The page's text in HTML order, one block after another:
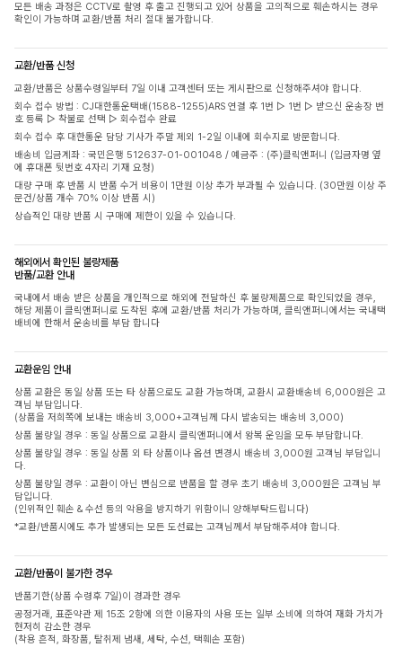
모든 배송 과정은 CCTV로 촬영 후 출고 진행되고 있어 상품을 고의적으로 훼손하시는 경우
확인이 가능하며 교환/반품 처리 절대 불가합니다.
교환/반품 신청
교환/반품은 상품수령일부터 7일 이내 고객센터 또는 게시판으로 신청해주셔야 합니다.
회수 접수 방법 : CJ대한통운택배(1588-1255)ARS 연결 후 1번 ▷ 1번 ▷ 받으신 운송장 번
호 등록 ▷ 착불로 선택 ▷ 회수접수 완료
회수 접수 후 대한통운 담당 기사가 주말 제외 1-2일 이내에 회수지로 방문합니다.
배송비 입금계좌 : 국민은행 512637-01-001048 / 예금주 : (주)클릭앤퍼니 (입금자명 옆
에 휴대폰 뒷번호 4자리 기재 요청)
대량 구매 후 반품 시 반품 수거 비용이 1만원 이상 추가 부과될 수 있습니다. (30만원 이상 주
문건/상품 개수 70% 이상 반품 시)
상습적인 대량 반품 시 구매에 제한이 있을 수 있습니다.
해외에서 확인된 불량제품
반품/교환 안내
국내에서 배송 받은 상품을 개인적으로 해외에 전달하신 후 불량제품으로 확인되었을 경우,
해당 제품이 클릭앤퍼니로 도착된 후에 교환/반품 처리가 가능하며, 클릭앤퍼니에서는 국내택
배비에 한해서 운송비를 부담 합니다
교환운임 안내
상품 교환은 동일 상품 또는 타 상품으로도 교환 가능하며, 교환시 교환배송비 6,000원은 고
객님 부담입니다.
(상품을 저희쪽에 보내는 배송비 3,000+고객님께 다시 발송되는 배송비 3,000)
상품 불량일 경우 : 동일 상품으로 교환시 클릭앤퍼니에서 왕복 운임을 모두 부담합니다.
상품 불량일 경우 : 동일 상품 외 타 상품이나 옵션 변경시 배송비 3,000원 고객님 부담입니
다.
상품 불량일 경우 : 교환이 아닌 변심으로 반품을 할 경우 초기 배송비 3,000원은 고객님 부
담입니다.
(인위적인 훼손 & 수선 등의 악용을 방지하기 위함이니 양해부탁드립니다)
*교환/반품시에도 추가 발생되는 모든 도선료는 고객님께서 부담해주셔야 합니다.
교환/반품이 불가한 경우
반품기한(상품 수령후 7일)이 경과한 경우
공정거래, 표준약관 제 15조 2항에 의한 이용자의 사용 또는 일부 소비에 의하여 재화 가치가
현저히 감소한 경우
(착용 흔적, 화장품, 탈취제 냄새, 세탁, 수선, 택훼손 포함)